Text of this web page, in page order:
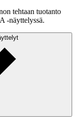
tehtaan tuotanto
-näyttelyssä.